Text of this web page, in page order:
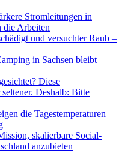
Stromleitungen in
die Arbeiten
und versuchter Raub –
in Sachsen bleibt
Diese
Deshalb: Bitte
die Tagestemperaturen
skalierbare Social-
anzubieten